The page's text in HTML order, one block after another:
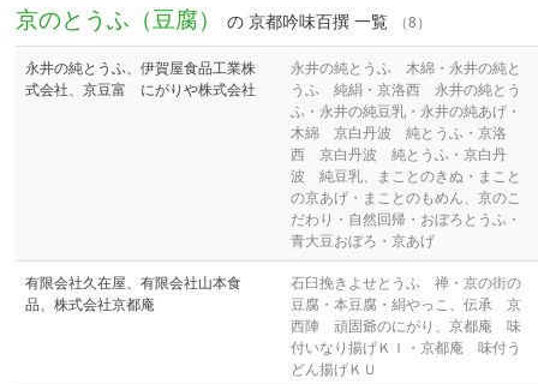
京のとうふ（豆腐） の 京都吟味百撰 一覧 （8）
永井の純とうふ、伊賀屋食品工業株
式会社、京豆富 にがりや株式会社
永井の純とうふ 木綿・永井の純と
うふ 純絹・京洛西 永井の純とう
ふ・永井の純豆乳・永井の純あげ・
木綿 京白丹波 純とうふ・京洛
西 京白丹波 純とうふ・京白丹
波 純豆乳、まことのきぬ・まこと
の京あげ・まことのもめん、京のこ
だわり・自然回帰・おぼろとうふ・
青大豆おぼろ・京あげ
有限会社久在屋、有限会社山本食
品、株式会社京都庵
石臼挽きよせとうふ 禅・京の街の
豆腐・本豆腐・絹やっこ、伝承 京
西陣 頑固爺のにがり、京都庵 味
付いなり揚げＫＩ・京都庵 味付う
どん揚げＫＵ